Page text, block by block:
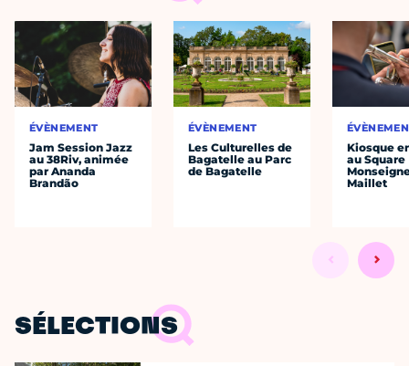
ÉVÈNEMENT
Jam Session Jazz
au 38Riv, animée
par Ananda
Brandão
ÉVÈNEMENT
Les Culturelles de
Bagatelle au Parc
de Bagatelle
Kiosque
au Square
Maillet
SÉLECTIONS